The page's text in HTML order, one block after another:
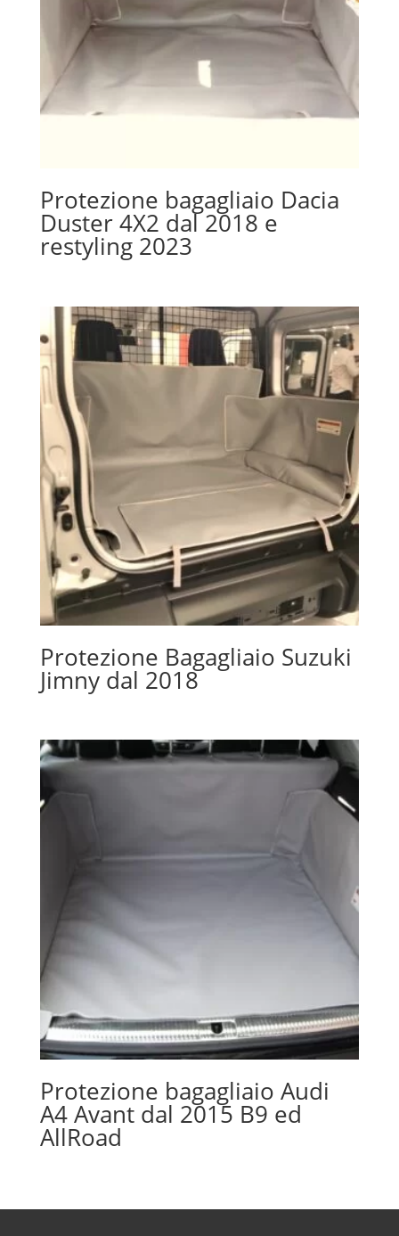
Protezione bagagliaio Dacia
Duster 4X2 dal 2018 e
restyling 2023
Protezione Bagagliaio Suzuki
Jimny dal 2018
Protezione bagagliaio Audi
A4 Avant dal 2015 B9 ed
AllRoad